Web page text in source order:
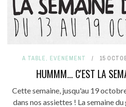
A TABLE, EVENEMENT 15
HUMMM... C'EST LA
Cette semaine, jusqu'au 19
dans nos assiettes ! La semaine